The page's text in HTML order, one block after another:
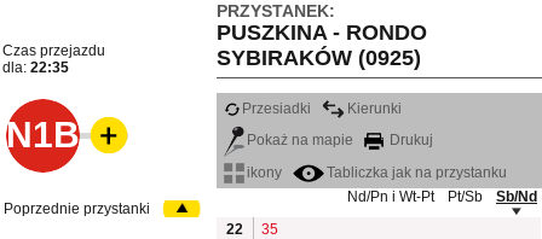
PRZYSTANEK:
PUSZKINA - RONDO
SYBIRAKÓW (0925)
Czas przejazdu
dla: 22:35
N1B
Przesiadki
Kierunki
Pokaż na mapie
Drukuj
ikony
Tabliczka jak na przystanku
Nd/Pn i Wt-Pt
Pt/Sb
Sb/Nd
22
35
Poprzednie przystanki